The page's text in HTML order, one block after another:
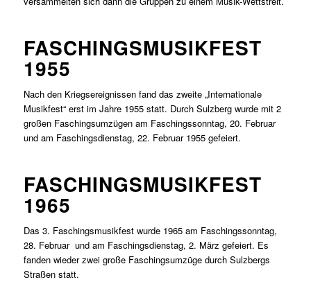
FASCHINGSMUSIKFEST
1955
Nach den Kriegsereignissen fand das zweite „Internationale
Musikfest“ erst im Jahre 1955 statt. Durch Sulzberg wurde mit 2
großen Faschingsumzügen am Faschingssonntag, 20. Februar
und am Faschingsdienstag, 22. Februar 1955 gefeiert.
FASCHINGSMUSIKFEST
1965
Das 3. Faschingsmusikfest wurde 1965 am Faschingssonntag,
28. Februar und am Faschingsdienstag, 2. März gefeiert. Es
fanden wieder zwei große Faschingsumzüge durch Sulzbergs
Straßen statt.